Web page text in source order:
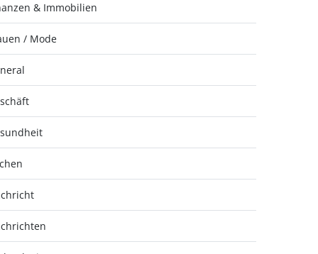
& Immobilien
/ Mode